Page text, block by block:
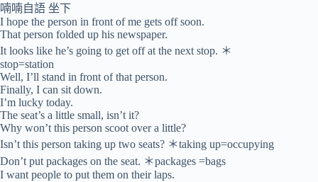
喃喃自語 坐下
I hope the person in front of me gets off soon.
That person folded up his newspaper.
It looks like he’s going to get off at the next stop. ＊
stop=station
Well, I’ll stand in front of that person.
Finally, I can sit down.
I’m lucky today.
The seat’s a little small, isn’t it?
Why won’t this person scoot over a little?
Isn’t this person taking up two seats? ＊taking up=occupying
Don’t put packages on the seat. ＊packages =bags
I want people to put them on their laps.